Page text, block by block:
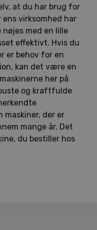
at du har brug for
ens virksomhed har
nøjes med en lille
effektivt. Hvis du
er behov for en
kan det være en
her på
og kraftfulde
maskiner, der er
mange år. Det
du bestiller hos